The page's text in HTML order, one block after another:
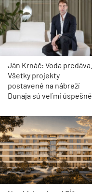
Ján Krnáč: Voda predáva.
Všetky projekty
postavené na nábreží
Dunaja sú veľmi úspešné